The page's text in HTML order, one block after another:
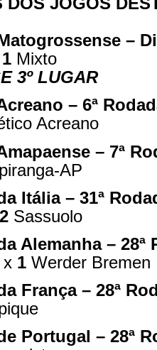
–
1 Mixto
3º LUGAR
– 6ª
Acreano
– 7ª
AP
Itália – 31ª
2 Sassuolo
Alemanha – 28ª
x 1 Werder Bremen
França – 28ª
Portugal – 28ª